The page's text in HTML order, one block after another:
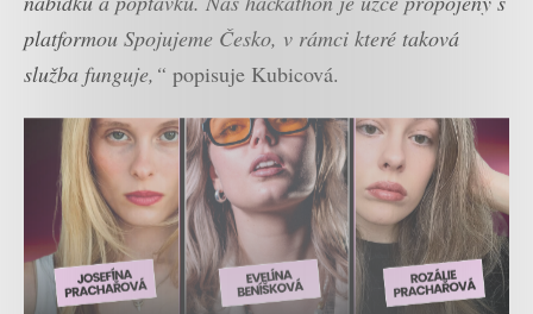
platformou Spojujeme Česko, v rámci které taková
služba funguje,“ popisuje Kubicová.